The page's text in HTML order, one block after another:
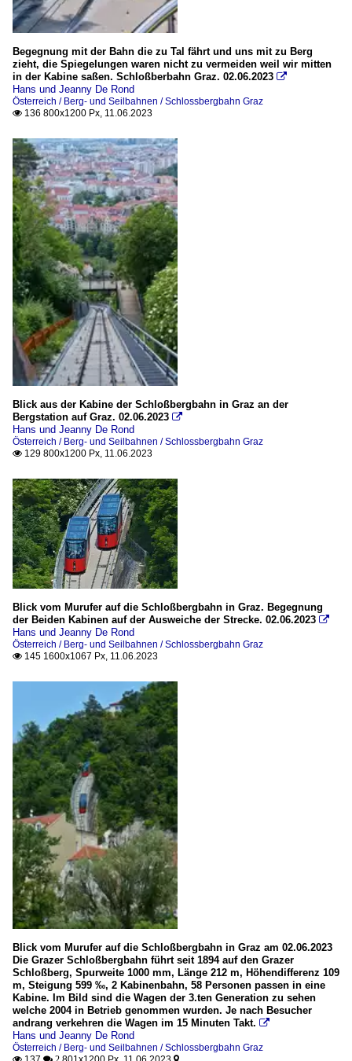
Begegnung mit der Bahn die zu Tal fährt und uns mit zu Berg
zieht, die Spiegelungen waren nicht zu vermeiden weil wir mitten
in der Kabine saßen. Schloßberbahn Graz. 02.06.2023 
Hans und Jeanny De Rond
Österreich / Berg- und Seilbahnen / Schlossbergbahn Graz
 136 800x1200 Px, 11.06.2023
Blick aus der Kabine der Schloßbergbahn in Graz an der
Bergstation auf Graz. 02.06.2023 
Hans und Jeanny De Rond
Österreich / Berg- und Seilbahnen / Schlossbergbahn Graz
 129 800x1200 Px, 11.06.2023
Blick vom Murufer auf die Schloßbergbahn in Graz. Begegnung
der Beiden Kabinen auf der Ausweiche der Strecke. 02.06.2023 
Hans und Jeanny De Rond
Österreich / Berg- und Seilbahnen / Schlossbergbahn Graz
 145 1600x1067 Px, 11.06.2023
Blick vom Murufer auf die Schloßbergbahn in Graz am 02.06.2023
Die Grazer Schloßbergbahn führt seit 1894 auf den Grazer
Schloßberg, Spurweite 1000 mm, Länge 212 m, Höhendifferenz 109
m, Steigung 599 ‰, 2 Kabinenbahn, 58 Personen passen in eine
Kabine. Im Bild sind die Wagen der 3.ten Generation zu sehen
welche 2004 in Betrieb genommen wurden. Je nach Besucher
andrang verkehren die Wagen im 15 Minuten Takt. 
Hans und Jeanny De Rond
Österreich / Berg- und Seilbahnen / Schlossbergbahn Graz